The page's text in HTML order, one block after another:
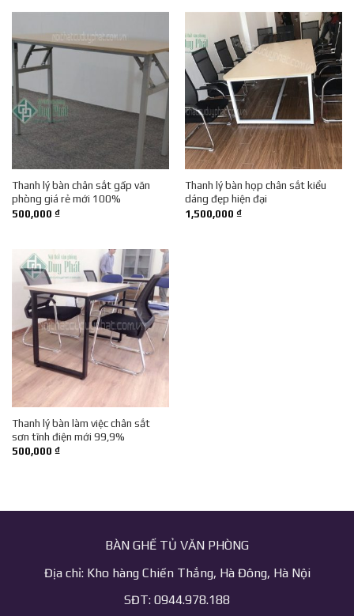
Thanh lý bàn chân sắt gấp văn
phòng giá rẻ mới 100%
500,000 ₫
Thanh lý bàn họp chân sắt kiểu
dáng đẹp hiện đại
1,500,000 ₫
Thanh lý bàn làm việc chân sắt
sơn tĩnh điện mới 99,9%
500,000 ₫
BÀN GHẾ TỦ VĂN PHÒNG
Địa chỉ: Kho hàng Chiến Thắng, Hà Đông, Hà Nội
SĐT: 0944.978.188